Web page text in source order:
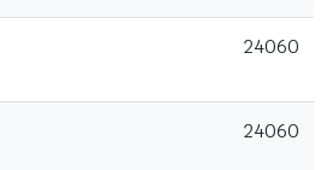
24060
24060